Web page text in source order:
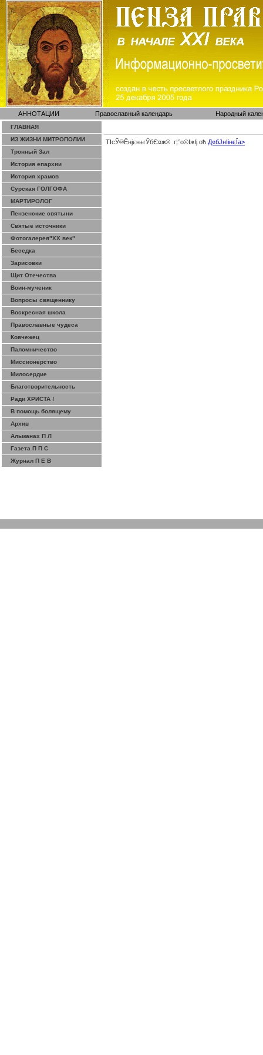
АННОТАЦИИ Православный календарь Народный
ГЛАВНАЯ
ИЗ ЖИЗНИ МИТРОПОЛИИ
Тронный Зал
История епархии
История храмов
Сурская ГОЛГОФА
МАРТИРОЛОГ
Пензенские святыни
Святые источники
Фотогалерея"ХХ век"
Беседка
Зарисовки
Щит Отечества
Воин-мученик
Вопросы священнику
Воскресная школа
Православные чудеса
Ковчежец
Паломничество
Миссионерство
Милосердие
Благотворительность
Ради ХРИСТА !
В помощь болящему
Архив
Альманах П Л
Газета П П С
Журнал П Е В
ТІсЎ®Ёнјєн±­гЎ­бЄ¤ж® г¦°о©ІжІј оћ Д«бЈ­нІінєЇa>